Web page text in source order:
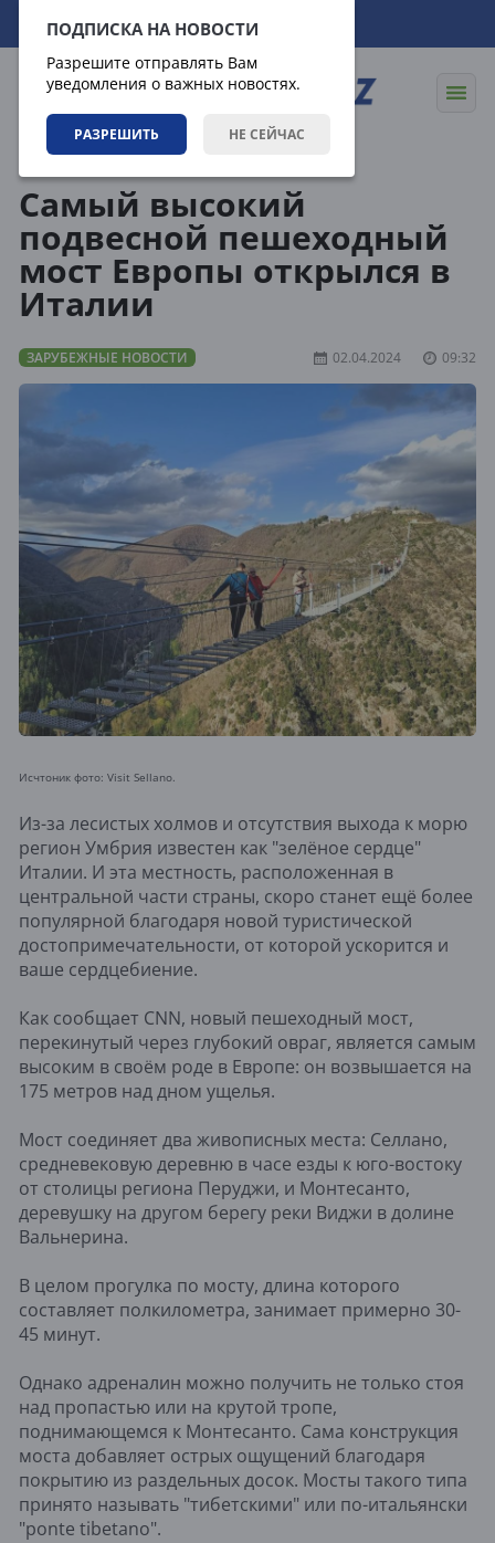
ПОДПИСКА НА НОВОСТИ
Разрешите отправлять Вам
уведомления о важных новостях.
РАЗРЕШИТЬ НЕ СЕЙЧАС
07.08.2026 03:40:30
Самый высокий
подвесной пешеходный
мост Европы открылся в
Италии
ЗАРУБЕЖНЫЕ НОВОСТИ 02.04.2024 09:32
Исчтоник фото: Visit Sellano.
Из-за лесистых холмов и отсутствия выхода к морю
регион Умбрия известен как "зелёное сердце"
Италии. И эта местность, расположенная в
центральной части страны, скоро станет ещё более
популярной благодаря новой туристической
достопримечательности, от которой ускорится и
ваше сердцебиение.
Как сообщает CNN, новый пешеходный мост,
перекинутый через глубокий овраг, является самым
высоким в своём роде в Европе: он возвышается на
175 метров над дном ущелья.
Мост соединяет два живописных места: Селлано,
средневековую деревню в часе езды к юго-востоку
от столицы региона Перуджи, и Монтесанто,
деревушку на другом берегу реки Виджи в долине
Вальнерина.
В целом прогулка по мосту, длина которого
составляет полкилометра, занимает примерно 30-
45 минут.
Однако адреналин можно получить не только стоя
над пропастью или на крутой тропе,
поднимающемся к Монтесанто. Сама конструкция
моста добавляет острых ощущений благодаря
покрытию из раздельных досок. Мосты такого типа
принято называть "тибетскими" или по-итальянски
"ponte tibetano".